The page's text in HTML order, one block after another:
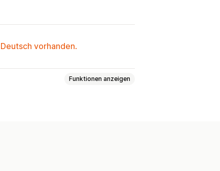
vorhanden.
Funktionen anzeigen